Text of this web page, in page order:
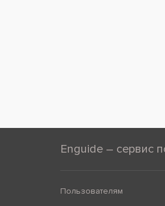
Enguide – сервис
Пользователям